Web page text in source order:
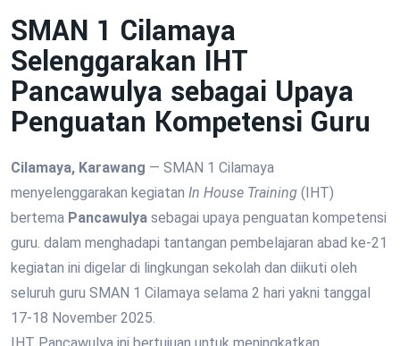
SMAN 1 Cilamaya
Selenggarakan IHT
Pancawulya sebagai Upaya
Penguatan Kompetensi Guru
Cilamaya, Karawang — SMAN 1 Cilamaya
menyelenggarakan kegiatan In House Training (IHT)
bertema Pancawulya sebagai upaya penguatan kompetensi
guru. dalam menghadapi tantangan pembelajaran abad ke-21
kegiatan ini digelar di lingkungan sekolah dan diikuti oleh
seluruh guru SMAN 1 Cilamaya selama 2 hari yakni tanggal
17-18 November 2025.